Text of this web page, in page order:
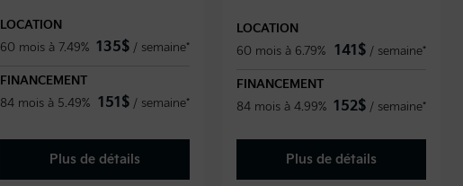
LOCATION
60 mois à 7.49% 135$ / semaine*
FINANCEMENT
84 mois à 5.49% 151$ / semaine*
Plus de détails
LOCATION
60 mois à 6.79%
141 $ / semaine*
FINANCEMENT
84 mois à 4.99% 152$ / semaine*
Plus de détails